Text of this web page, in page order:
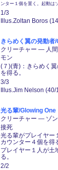
ンター１個を置く。起動は
1/3
Illus.Zoltan Boros
きらめく翼の発動
クリーチャー ― 人
モン
(７)(青)：きらめく
を得る。
3/3
Illus.Jim Nelson
光る輩/Glowing One
クリーチャー ― ゾ
接死
光る輩がプレイヤー
カウンター４個を得
プレイヤー１人が土
る。
2/2